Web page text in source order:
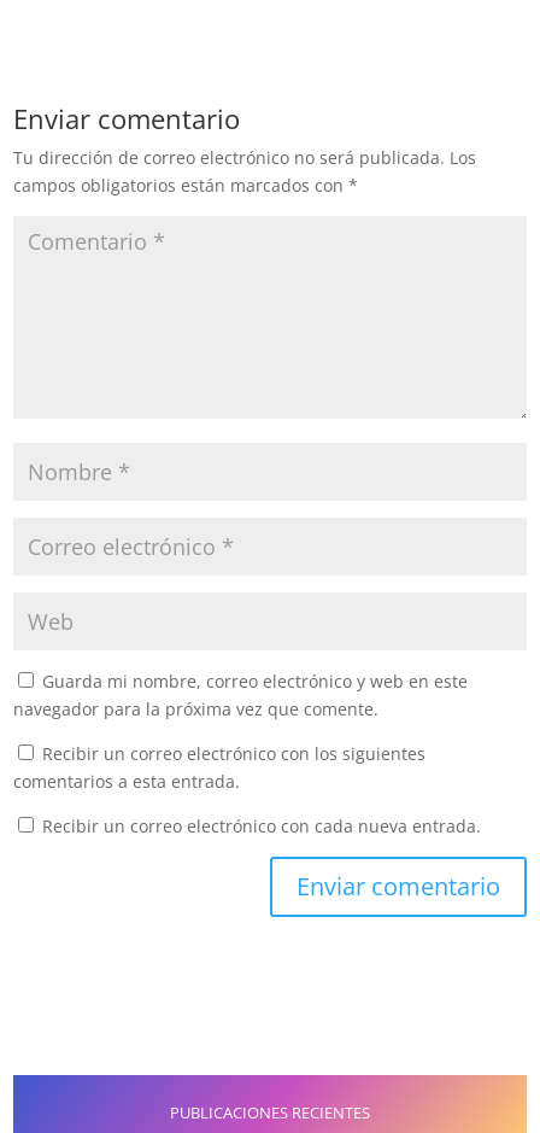
Enviar comentario
Tu dirección de correo electrónico no será publicada. Los
campos obligatorios están marcados con*
Guarda mi nombre, correo electrónico y web en este
navegador para la próxima vez que comente.
Recibir un correo electrónico con los siguientes
comentarios a esta entrada.
Recibir un correo electrónico con cada nueva entrada.
PUBLICACIONES RECIENTES